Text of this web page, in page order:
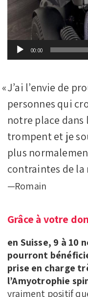
00:00
J’ai l’envie de
personnes qui
notre place dans
trompent et je
plus
contraintes de la
Romain
Grâce à votre
en Suisse, 9 à 10
pourront
prise en charge
l’Amyotrophie
vraiment positif